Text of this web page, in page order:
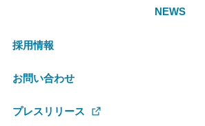
NEWS
採用情報
お問い合わせ
プレスリリース